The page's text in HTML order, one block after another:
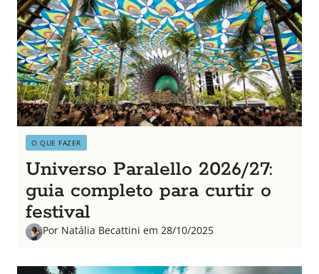
O QUE FAZER
Universo Paralello 2026/27:
guia completo para curtir o
festival
Por Natália Becattini em 28/10/2025